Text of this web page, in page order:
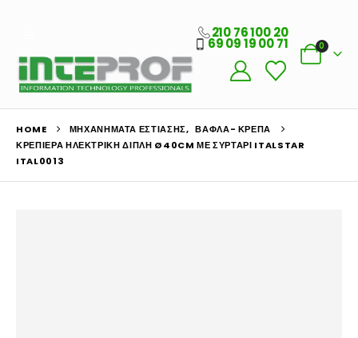
210 76 100 20
69 09 19 00 71 0
HOME ΜΗΧΑΝΉΜΑΤΑ ΕΣΤΊΑΣΗΣ, ΒΆΦΛΑ- ΚΡΈΠΑ
ΚΡΕΠΙΈΡΑ ΗΛΕΚΤΡΙΚΉ ΔΙΠΛΉ Ø40CM ΜΕ ΣΥΡΤΆΡΙ ITALSTAR
ITAL0013